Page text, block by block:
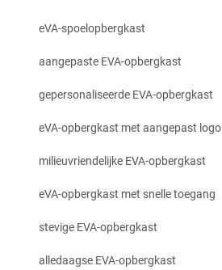
eVA-spoelopbergkast
aangepaste EVA-opbergkast
gepersonaliseerde EVA-opbergkast
eVA-opbergkast met aangepast logo
milieuvriendelijke EVA-opbergkast
eVA-opbergkast met snelle toegang
stevige EVA-opbergkast
alledaagse EVA-opbergkast